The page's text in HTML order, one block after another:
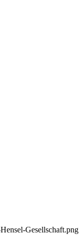
Gesellschaft.png